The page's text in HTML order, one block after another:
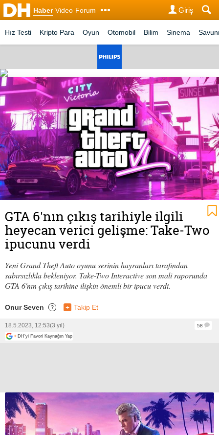
Haber Video Forum Giriş
Hız Testi Kripto Para Oyun Otomobil Bilim Sinema
GTA 6'nın çıkış tarihiyle ilgili
heyecan verici gelişme: Take-Two
ipucunu verdi
Yeni Grand Theft Auto oyunu serinin hayranları tarafından
sabırsızlıkla bekleniyor. Take-Two Interactive son mali raporunda
GTA 6'nın çıkış tarihine ilişkin önemli bir ipucu verdi.
Onur Seven ? + Takip Et
18.5.2023, 12:53(3 yıl)
58
+ DH'yi Favori Kaynağın Yap